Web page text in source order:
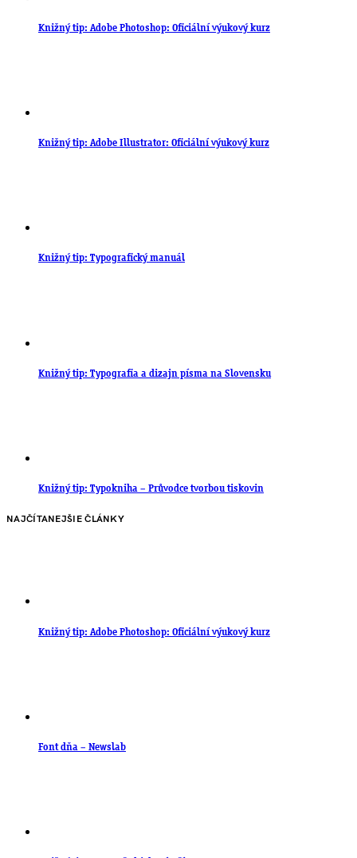
Knižný tip: Adobe Photoshop: Oficiální výukový kurz
Knižný tip: Adobe Illustrator: Oficiální výukový kurz
Knižný tip: Typografický manuál
Knižný tip: Typografia a dizajn písma na Slovensku
Knižný tip: Typokniha – Průvodce tvorbou tiskovin
NAJČÍTANEJŠIE ČLÁNKY
Knižný tip: Adobe Photoshop: Oficiální výukový kurz
Font dňa – Newslab